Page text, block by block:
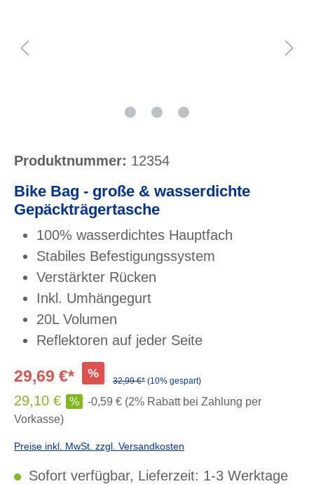
Produktnummer: 12354
Bike Bag - große & wasserdichte
Gepäckträgertasche
100% wasserdichtes Hauptfach
Stabiles Befestigungssystem
Verstärkter Rücken
Inkl. Umhängegurt
20L Volumen
Reflektoren auf jeder Seite
29,69 €* %
32,99 €* (10% gespart)
29,10 € %
-0,59 € (2% Rabatt bei Zahlung per
Vorkasse)
Preise inkl. MwSt. zzgl. Versandkosten
Sofort verfügbar, Lieferzeit: 1-3 Werktage